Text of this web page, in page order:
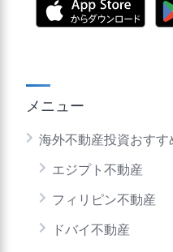
メニュー
海外不動産投資おすす
エジプト不動産
フィリピン不動産
ドバイ不動産